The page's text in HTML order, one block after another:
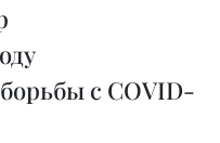
с COVID-